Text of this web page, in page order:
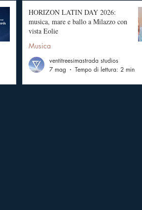
HORIZON LATIN DAY 2026:
musica, mare e ballo a Milazzo con
vista Eolie
Musica
ventitreesimastrada studios
7 mag
Tempo di lettura: 2 min